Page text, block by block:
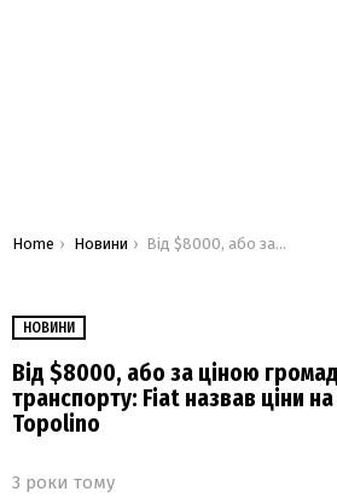
You are here:
Home Новини Від $8000, або за ціною громадського транспорту: Fiat назвав ціни на електромобіль Topolino
НОВИНИ
Від $8000, або за ціною
транспорту: Fiat назвав ціни
Topolino
3 роки тому